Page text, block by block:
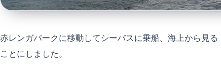
赤レンガパークに移動してシーバスに乗船、海上から見る
ことにしました。